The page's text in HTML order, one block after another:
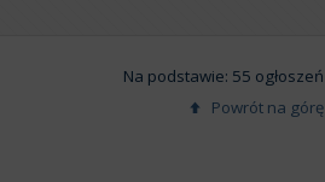
Na podstawie: 55 ogłoszeń
Powrót na górę